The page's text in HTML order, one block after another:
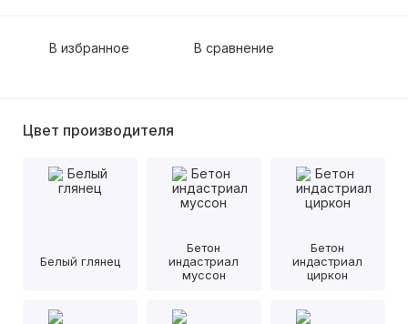
В избранное В сравнение
Цвет производителя
Белый глянец
Бетон
индастриал
муссон
Бетон
индастриал
циркон